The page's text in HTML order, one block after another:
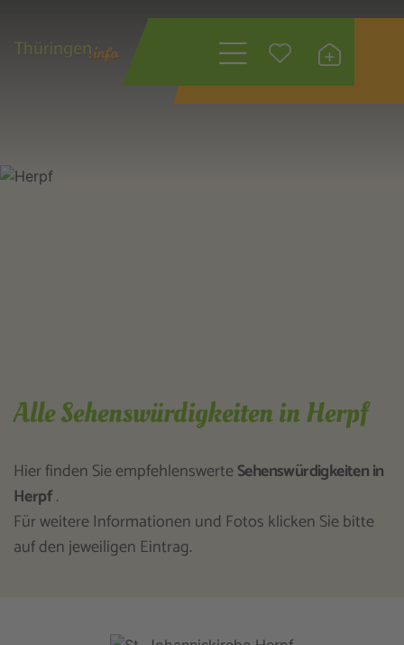
Wonach suchen
Alle Sehenswürdigkeiten in Herpf
Hier finden Sie empfehlenswerte Sehenswürdigkeiten in
Herpf.
Für weitere Informationen und Fotos klicken Sie bitte
auf den jeweiligen Eintrag.